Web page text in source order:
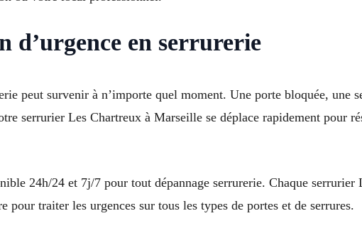
d’urgence en serrurerie
peut survenir à n’importe quel moment. Une porte bloquée, une
serrurier Les Chartreux à Marseille se déplace rapidement pour
24h/24 et 7j/7 pour tout dépannage serrurerie. Chaque
pour traiter les urgences sur tous les types de portes et de serrures.